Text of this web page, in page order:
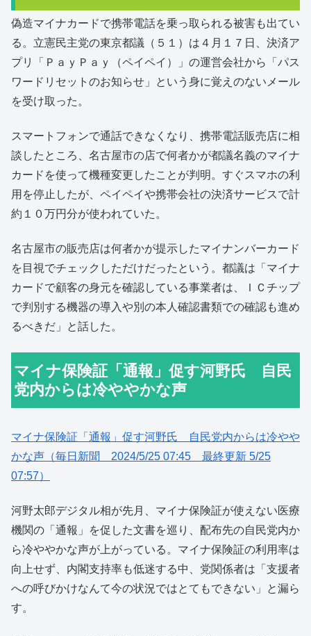
偽造マイナカードで携帯電話を乗っ取られる被害も出てい
る。立憲民主党の東京都議（５１）は４月１７日、決済ア
プリ「ＰａｙＰａｙ（ペイペイ）」の運営会社から「パス
ワードリセットのお知らせ」という身に覚えのないメール
を受け取った。
スマートフォンで通話できなくなり、携帯電話販売店に相
談したところ、名古屋市の店で何者かが都議名義のマイナ
カードを使って機種変更したことが判明。すぐスマホの利
用を停止したが、ペイペイや携帯会社の決済サービスで計
約１０万円分が使われていた。
名古屋市の販売店は何者かが提示したマイナンバーカード
を目視でチェックしただけだったという。都議は「マイナ
カードで顧客の身元を確認している事業者は、ＩＣチップ
で判別する機器の導入や別の本人確認書類での確認も進め
るべきだ」と話した。
マイナ保険証「通報」促す河野氏 自民
党内からは冷ややかな声
マイナ保険証「通報」促す河野氏 自民党内からは冷やや
かな声（毎日新聞 2024/5/25 07:45 最終更新 5/25
07:57）
河野太郎デジタル相が先月、マイナ保険証が使えない医療
機関の「通報」を促した文書を巡り、配布先の自民党内か
ら冷ややかな声が上がっている。マイナ保険証の利用率は
向上せず、内閣支持率も低迷する中、党関係者は「支援者
への呼びかけなんて今の状況ではとてもできない」と漏ら
す。